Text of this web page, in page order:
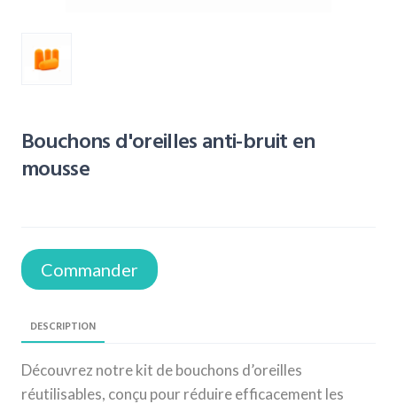
Bouchons d'oreilles anti-bruit en
mousse
Commander
DESCRIPTION
Découvrez notre kit de bouchons d’oreilles
réutilisables, conçu pour réduire efficacement les